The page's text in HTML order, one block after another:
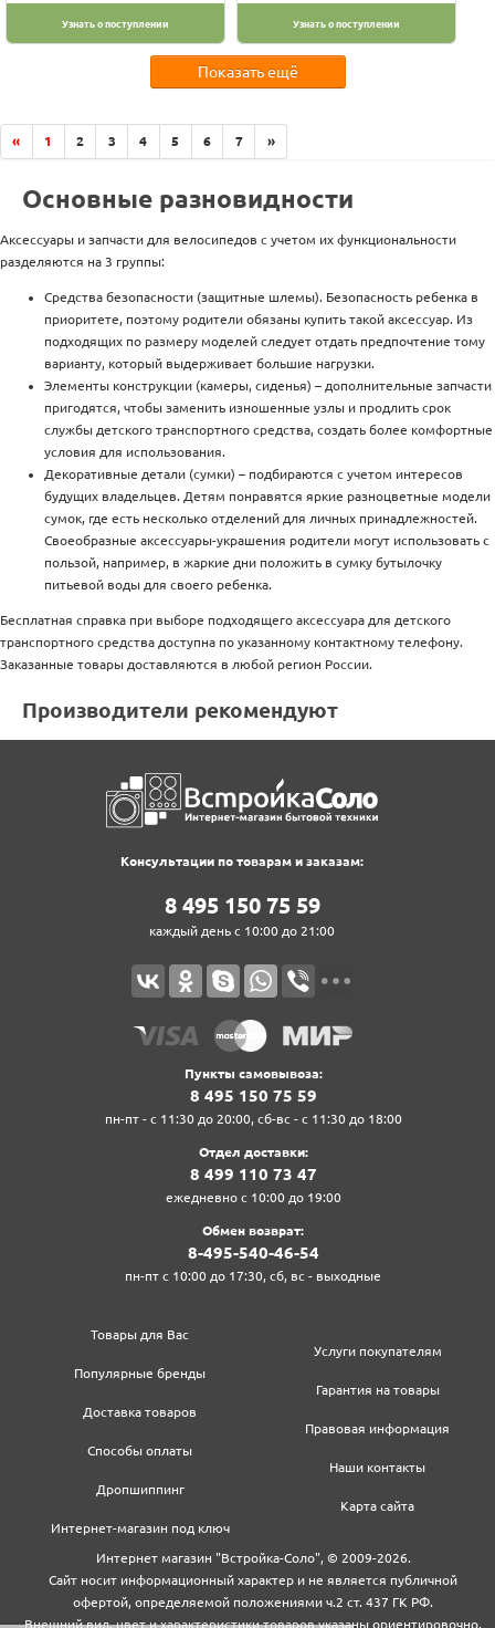
Узнать о поступлении Узнать о поступлении
Показать ещё
« 1 2 3 4 5 6 7 »
Основные разновидности
Аксессуары и запчасти для велосипедов с учетом их функциональности
разделяются на 3 группы:
Средства безопасности (защитные шлемы). Безопасность ребенка в
приоритете, поэтому родители обязаны купить такой аксессуар. Из
подходящих по размеру моделей следует отдать предпочтение тому
варианту, который выдерживает большие нагрузки.
Элементы конструкции (камеры, сиденья) – дополнительные запчасти
пригодятся, чтобы заменить изношенные узлы и продлить срок
службы детского транспортного средства, создать более комфортные
условия для использования.
Декоративные детали (сумки) – подбираются с учетом интересов
будущих владельцев. Детям понравятся яркие разноцветные модели
сумок, где есть несколько отделений для личных принадлежностей.
Своеобразные аксессуары-украшения родители могут использовать с
пользой, например, в жаркие дни положить в сумку бутылочку
питьевой воды для своего ребенка.
Бесплатная справка при выборе подходящего аксессуара для детского
транспортного средства доступна по указанному контактному телефону.
Заказанные товары доставляются в любой регион России.
Производители рекомендуют
Консультации по товарам и заказам:
8‍ 4‍9‍5‍ 1‍5‍0‍ 7‍5‍ 5‍9‍
каждый день с 10:00 до 21:00
Пункты самовывоза:
8‍ 4‍9‍5‍ 1‍5‍0‍ 7‍5‍ 5‍9‍
пн-пт - с 11:30 до 20:00, сб-вс - с 11:30 до 18:00
Отдел доставки:
8‍ 4‍9‍9‍ 1‍1‍0‍ 7‍3‍ 4‍7‍
ежедневно с 10:00 до 19:00
Обмен возврат:
8‍-4‍9‍5‍-5‍4‍0‍-4‍6‍-5‍4‍
пн-пт с 10:00 до 17:30, сб, вс - выходные
Товары для Вас
Популярные бренды
Доставка товаров
Способы оплаты
Дропшиппинг
Интернет-магазин под ключ
Услуги покупателям
Гарантия на товары
Правовая информация
Наши контакты
Карта сайта
Интернет магазин "Встройка-Соло", © 2009-2026.
Сайт носит информационный характер и не является публичной
офертой, определяемой положениями ч.2 ст. 437 ГК РФ.
Внешний вид, цвет и характеристики товаров указаны ориентировочно,